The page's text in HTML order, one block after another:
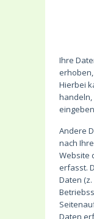
Ihre
Hierbei
handeln,
Andere
nach
Website
erfasst.
Daten
Daten